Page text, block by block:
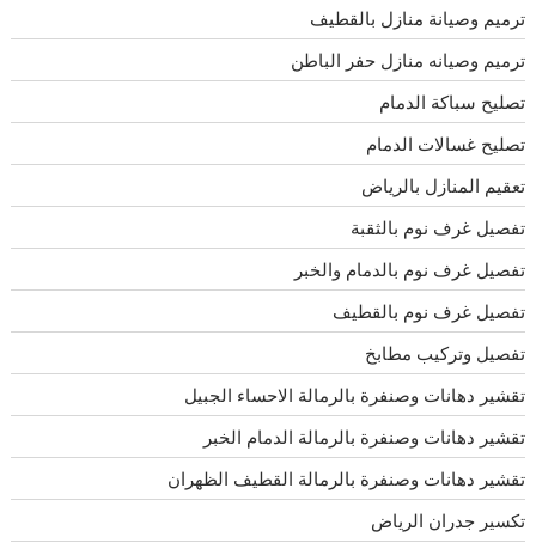
ترميم وصيانة منازل بالقطيف
ترميم وصيانه منازل حفر الباطن
تصليح سباكة الدمام
تصليح غسالات الدمام
تعقيم المنازل بالرياض
تفصيل غرف نوم بالثقبة
تفصيل غرف نوم بالدمام والخبر
تفصيل غرف نوم بالقطيف
تفصيل وتركيب مطابخ
تقشير دهانات وصنفرة بالرمالة الاحساء الجبيل
تقشير دهانات وصنفرة بالرمالة الدمام الخبر
تقشير دهانات وصنفرة بالرمالة القطيف الظهران
تكسير جدران الرياض